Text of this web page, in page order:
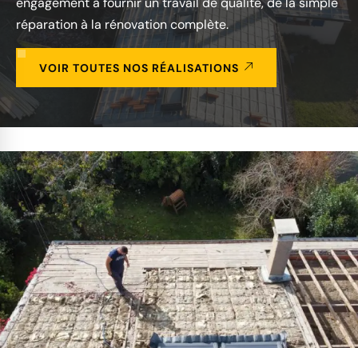
réparation à la rénovation complète.
VOIR TOUTES NOS RÉALISATIONS